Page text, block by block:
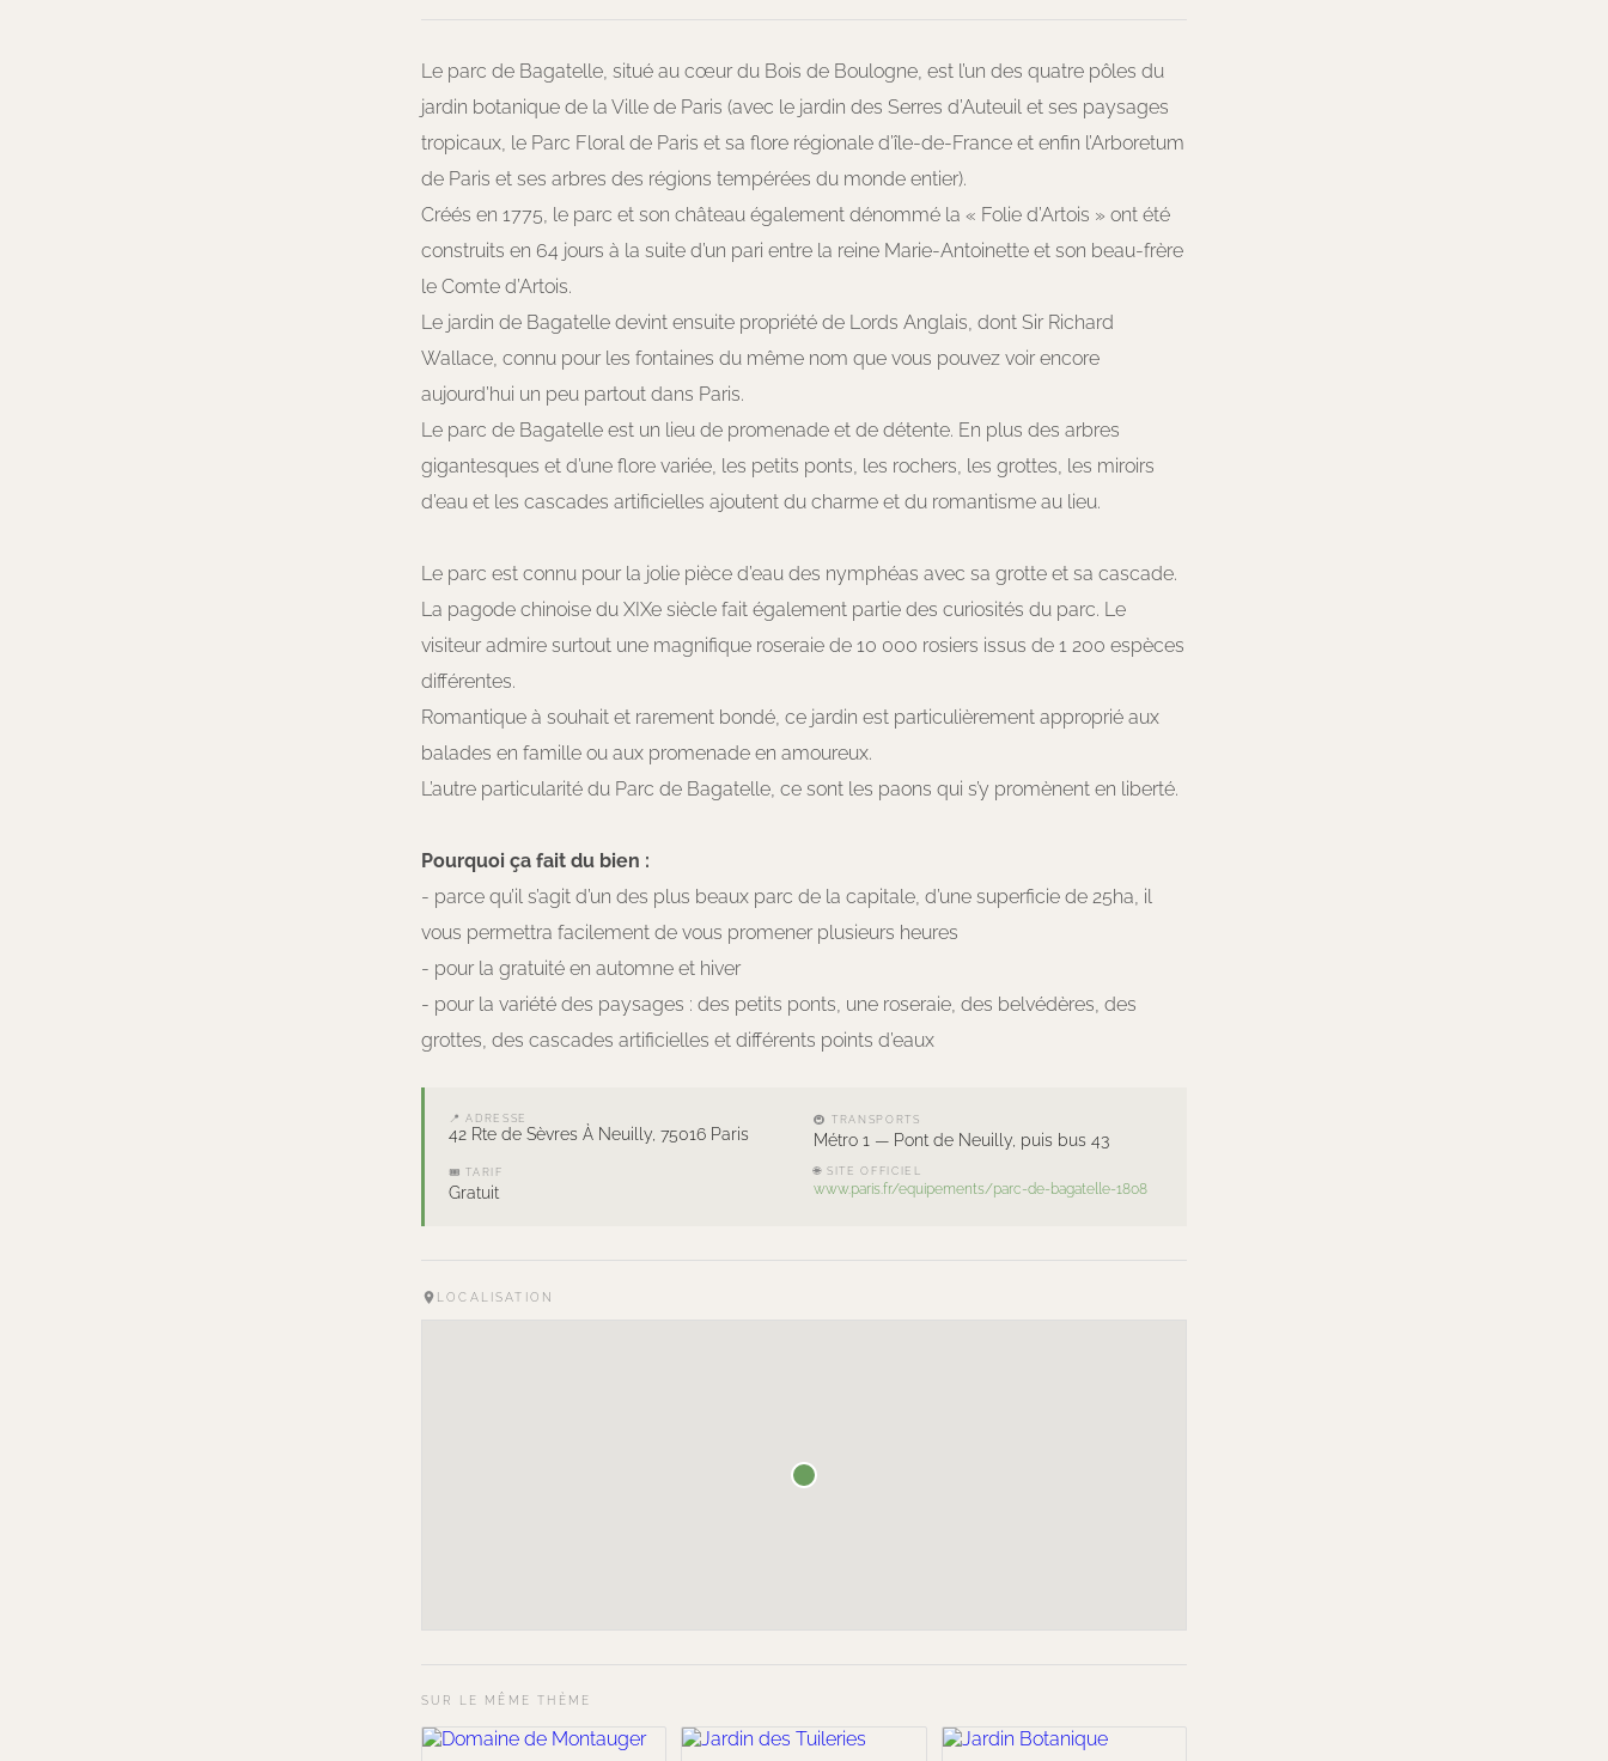
Le parc de Bagatelle, situé au cœur du Bois de Boulogne, est l’un des quatre pôles du
jardin botanique de la Ville de Paris (avec le jardin des Serres d’Auteuil et ses paysages
tropicaux, le Parc Floral de Paris et sa flore régionale d’île-de-France et enfin l’Arboretum
de Paris et ses arbres des régions tempérées du monde entier).
Créés en 1775, le parc et son château également dénommé la « Folie d’Artois » ont été
construits en 64 jours à la suite d’un pari entre la reine Marie-Antoinette et son beau-frère
le Comte d’Artois.
Le jardin de Bagatelle devint ensuite propriété de Lords Anglais, dont Sir Richard
Wallace, connu pour les fontaines du même nom que vous pouvez voir encore
aujourd’hui un peu partout dans Paris.
Le parc de Bagatelle est un lieu de promenade et de détente. En plus des arbres
gigantesques et d’une flore variée, les petits ponts, les rochers, les grottes, les miroirs
d’eau et les cascades artificielles ajoutent du charme et du romantisme au lieu.
Le parc est connu pour la jolie pièce d’eau des nymphéas avec sa grotte et sa cascade.
La pagode chinoise du XIXe siècle fait également partie des curiosités du parc. Le
visiteur admire surtout une magnifique roseraie de 10 000 rosiers issus de 1 200 espèces
différentes.
Romantique à souhait et rarement bondé, ce jardin est particulièrement approprié aux
balades en famille ou aux promenade en amoureux.
L’autre particularité du Parc de Bagatelle, ce sont les paons qui s’y promènent en liberté.
Pourquoi ça fait du bien :
- parce qu’il s’agit d’un des plus beaux parc de la capitale, d’une superficie de 25ha, il
vous permettra facilement de vous promener plusieurs heures
- pour la gratuité en automne et hiver
- pour la variété des paysages : des petits ponts, une roseraie, des belvédères, des
grottes, des cascades artificielles et différents points d’eaux
📍 ADRESSE
42 Rte de Sèvres À Neuilly, 75016 Paris
🚇 TRANSPORTS
Métro 1 — Pont de Neuilly, puis bus 43
🎟 TARIF
Gratuit
🌐 SITE OFFICIEL
www.paris.fr/equipements/parc-de-bagatelle-1808
LOCALISATION
SUR LE MÊME THÈME